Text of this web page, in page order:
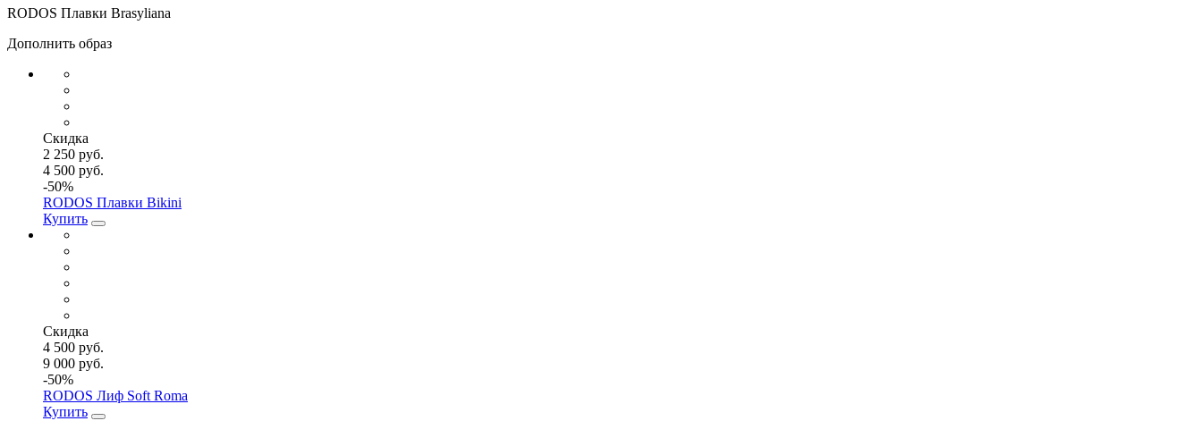
RODOS Плавки Brasyliana
Дополнить образ
Скидка
2 250 руб.
4 500 руб.
-50%
RODOS Плавки Bikini
Купить
Скидка
4 500 руб.
9 000 руб.
-50%
RODOS Лиф Soft Roma
Купить